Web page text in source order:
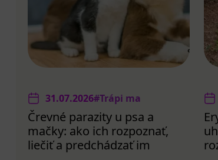
31.07.2026#Trápi ma
Črevné parazity u psa a
mačky: ako ich rozpoznať,
liečiť a predchádzať im